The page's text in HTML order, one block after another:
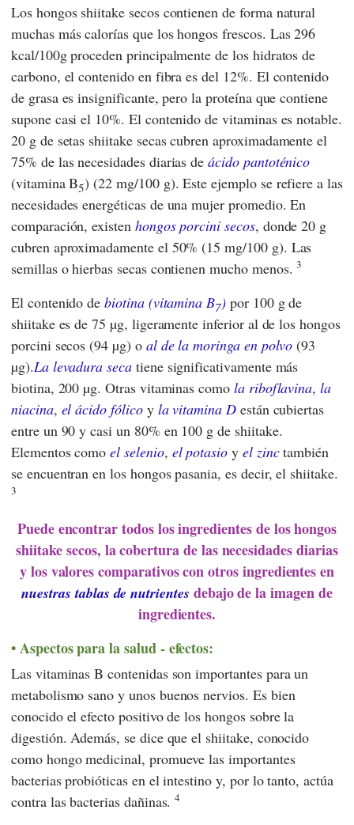
Los hongos shiitake secos contienen de forma natural
muchas más calorías que los hongos frescos. Las 296
kcal/100g proceden principalmente de los hidratos de
carbono, el contenido en fibra es del 12%. El contenido
de grasa es insignificante, pero la proteína que contiene
supone casi el 10%. El contenido de vitaminas es notable.
20 g de setas shiitake secas cubren aproximadamente el
75% de las necesidades diarias deácido pantoténico
(vitamina B5) (22 mg/100 g). Este ejemplo se refiere a las
necesidades energéticas de una mujer promedio. En
comparación, existen hongos porcini secos, donde 20 g
cubren aproximadamente el 50% (15 mg/100 g). Las
semillas o hierbas secas contienen mucho menos.3
El contenido debiotina (vitamina B7) por 100 g de
shiitake es de 75 µg, ligeramente inferior al de los hongos
porcini secos (94 µg) o al de la moringa en polvo (93
µg).La levadura secatiene significativamente más
biotina, 200 µg. Otras vitaminas como la riboflavina,la
niacina, el ácido fólicoy la vitamina Destán cubiertas
entre un 90 y casi un 80% en 100 g de shiitake.
Elementos comoel selenio, el potasio y el zinctambién
se encuentran en los hongos pasania, es decir, el shiitake.
3
Puede encontrar todos los ingredientes de los hongos
shiitake secos, la cobertura de las necesidades diarias
y los valores comparativos con otros ingredientes en
nuestras tablas de nutrientes debajo de la imagen de
ingredientes.
Aspectos para la salud - efectos:
Las vitaminas B contenidas son importantes para un
metabolismo sano y unos buenos nervios. Es bien
conocido el efecto positivo de los hongos sobre la
digestión. Además, se dice que el shiitake, conocido
como hongo medicinal, promueve las importantes
bacterias probióticas en el intestino y, por lo tanto, actúa
contra las bacterias dañinas.4